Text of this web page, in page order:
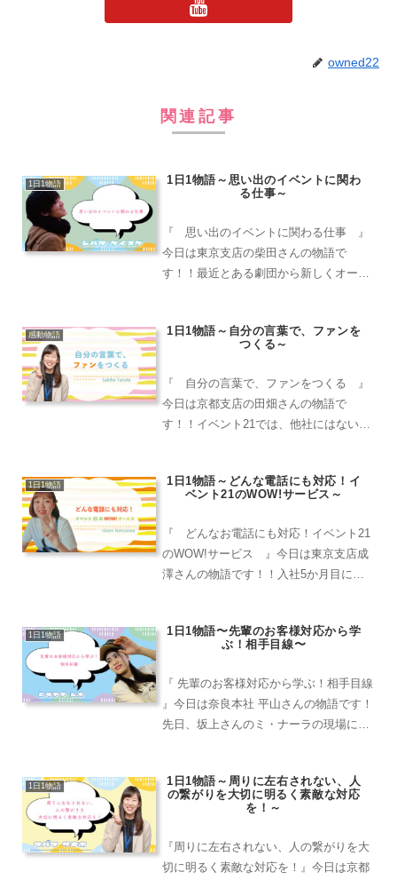
owned22
関連記事
1日1物語
1日1物語～思い出のイベントに関わ
る仕事～
『 思い出のイベントに関わる仕事 』
今日は東京支店の柴田さんの物語で
す！！最近とある劇団から新しくオープ
らたまに母親についていき、劇場に足を
感動物語
1日1物語～自分の言葉で、ファンを
つくる～
『 自分の言葉で、ファンをつくる 』
今日は京都支店の田畑さんの物語で
す！！イベント21では、他社にはない
たに「WEB名刺」をつくろうということ
1日1物語
1日1物語～どんな電話にも対応！イ
ベント21のWOW!サービス～
『 どんなお電話にも対応！イベント21
のWOW!サービス 』今日は東京支店成
澤さんの物語です！！入社5か月目にし
せお電話がありました。電話のお客様が
1日1物語
1日1物語〜先輩のお客様対応から学
ぶ！相手目線〜
『 先輩のお客様対応から学ぶ！相手目線
』今日は奈良本社 平山さんの物語です！
先日、坂上さんのミ・ナーラの現場にご
面や抽選会についての説明をとても噛み
砕いて説明されてい...
1日1物語
1日1物語～周りに左右されない、人
の繋がりを大切に明るく素敵な対応
を！～
『周りに左右されない、人の繋がりを大
切に明るく素敵な対応を！』今日は京都